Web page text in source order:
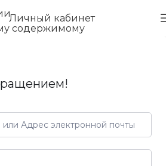
содержимому
Личный кабинет